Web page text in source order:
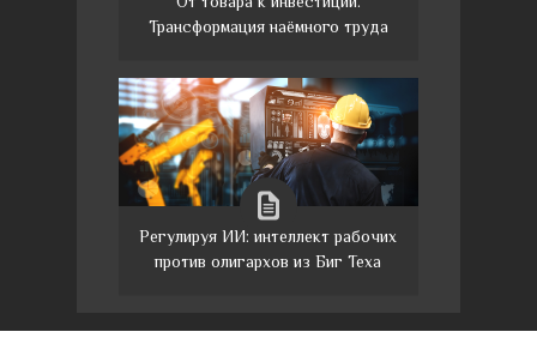
Трансформация наёмного труда
Регулируя ИИ: интеллект рабочих
против олигархов из Биг Теха